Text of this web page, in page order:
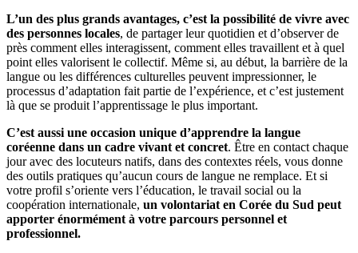
L’un des plus grands avantages, c’est la possibilité de vivre avec
des personnes locales, de partager leur quotidien et d’observer de
près comment elles interagissent, comment elles travaillent et à quel
point elles valorisent le collectif. Même si, au début, la barrière de la
langue ou les différences culturelles peuvent impressionner, le
processus d’adaptation fait partie de l’expérience, et c’est justement
là que se produit l’apprentissage le plus important.
C’est aussi une occasion unique d’apprendre la langue
coréenne dans un cadre vivant et concret. Être en contact chaque
jour avec des locuteurs natifs, dans des contextes réels, vous donne
des outils pratiques qu’aucun cours de langue ne remplace. Et si
votre profil s’oriente vers l’éducation, le travail social ou la
coopération internationale, un volontariat en Corée du Sud peut
apporter énormément à votre parcours personnel et
professionnel.